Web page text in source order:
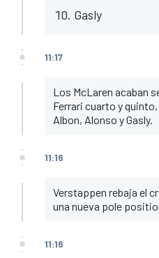
Gasly
11:17
Los McLaren acaban
Ferrari cuarto y
Albon, Alonso y Gasly.
11:16
Verstappen rebaja el
una nueva pole
11:16